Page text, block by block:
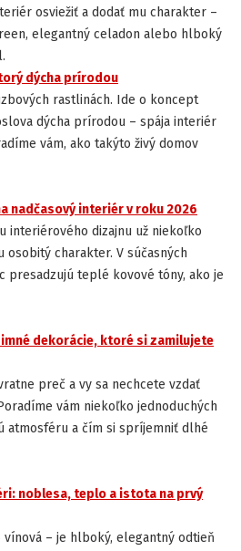
osviežiť a dodať mu charakter –
elegantný celadon alebo hlboký
dýcha prírodou
rastlinách. Ide o koncept
dýcha prírodou – spája interiér
vám, ako takýto živý domov
nadčasový interiér v roku 2026
interiérového dizajnu už niekoľko
osobitý charakter. V súčasných
presadzujú teplé kovové tóny, ako je
dekorácie, ktoré si zamilujete
preč a vy sa nechcete vzdať
vám niekoľko jednoduchých
atmosféru a čím si spríjemniť dlhé
noblesa, teplo a istota na prvý
vínová – je hlboký, elegantný odtieň